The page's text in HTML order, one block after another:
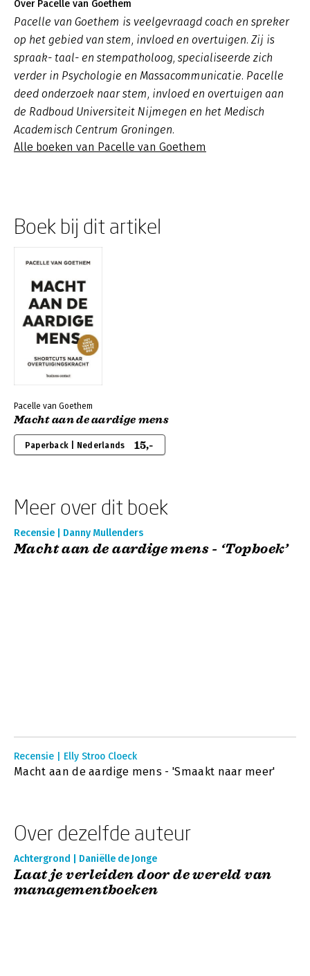
Over Pacelle van Goethem
Pacelle van Goethem is veelgevraagd coach en spreker
op het gebied van stem, invloed en overtuigen. Zij is
spraak- taal- en stempatholoog, specialiseerde zich
verder in Psychologie en Massacommunicatie. Pacelle
deed onderzoek naar stem, invloed en overtuigen aan
de Radboud Universiteit Nijmegen en het Medisch
Academisch Centrum Groningen.
Alle boeken van Pacelle van Goethem
Boek bij dit artikel
Pacelle van Goethem
Macht aan de aardige mens
Paperback | Nederlands 15,-
Meer over dit boek
Recensie | Danny Mullenders
Macht aan de aardige mens - ‘Topboek’
Recensie | Elly Stroo Cloeck
Macht aan de aardige mens - 'Smaakt naar meer'
Over dezelfde auteur
Achtergrond | Daniëlle de Jonge
Laat je verleiden door de wereld van
managementboeken